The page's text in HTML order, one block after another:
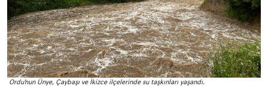
Ordu’nun Ünye, Çaybaşı ve İkizce ilçelerinde su taşkınları yaşandı.